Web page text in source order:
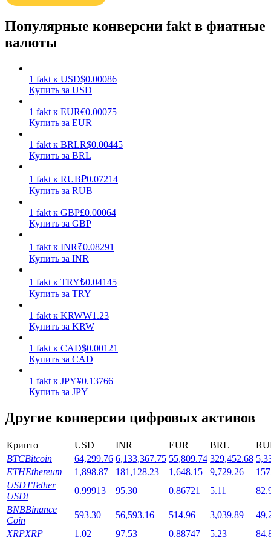
Заработок
Силовая свинья
Стейкинг
Высокая прибыль и мгновенный доступ
Популярные конверсии fakt в фиатные
валюты
1 fakt к USD$0.00086
Купить за USD
1 fakt к EUR€0.00075
Купить за EUR
1 fakt к BRLR$0.00445
Купить за BRL
1 fakt к RUB₽0.07214
Купить за RUB
1 fakt к GBP£0.00064
Купить за GBP
1 fakt к INR₹0.08291
Купить за INR
1 fakt к TRY₺0.04145
Купить за TRY
1 fakt к KRW₩1.23
Купить за KRW
1 fakt к CAD$0.00121
Купить за CAD
1 fakt к JPY¥0.13766
Купить за JPY
Другие конверсии цифровых активов
Крипто USD INR EUR BRL
BTCBitcoin 64,299.76 6,133,367.75 55,809.74 329,452.68
ETHEthereum 1,898.87 181,128.23 1,648.15 9,729.26
USDTTether
USDt
0.99913 95.30 0.86721 5.11
BNBBinance
Coin
593.30 56,593.16 514.96 3,039.89
XRPXRP 1.02 97.53 0.88747 5.23